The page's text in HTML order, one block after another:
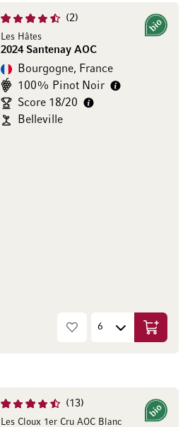
2
Les Hâtes
2024 Santenay AOC
Bio
Bourgogne, France
100% Pinot Noir
Score 18/20
Belleville
Ajouter
13
Les Cloux 1er Cru AOC Blanc
Bio